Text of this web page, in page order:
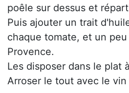
poêle sur dessus et
Puis ajouter un trait
chaque tomate, et un
Provence.
Les disposer dans le plat
Arroser le tout avec le vin